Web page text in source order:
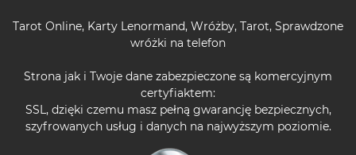
Tarot Online, Karty Lenormand, Wróżby, Tarot, Sprawdzone
wróżki na telefon
Strona jak i Twoje dane zabezpieczone są komercyjnym
certyfiaktem:
SSL, dzięki czemu masz pełną gwarancję bezpiecznych,
szyfrowanych usług i danych na najwyższym poziomie.